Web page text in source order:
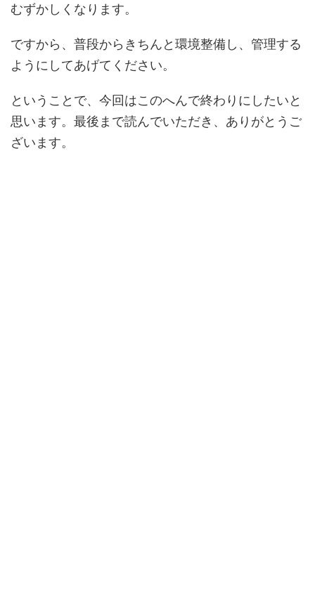
むずかしくなります。
ですから、普段からきちんと環境整備し、管理する
ようにしてあげてください。
ということで、今回はこのへんで終わりにしたいと
思います。最後まで読んでいただき、ありがとうご
ざいます。